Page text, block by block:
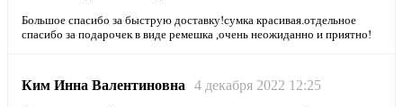
Большое спасибо за быструю доставку!сумка красивая.отдельное
спасибо за подарочек в виде ремешка ,очень неожиданно и приятно!
Ким Инна Валентиновна 4 декабря 2022 12:25